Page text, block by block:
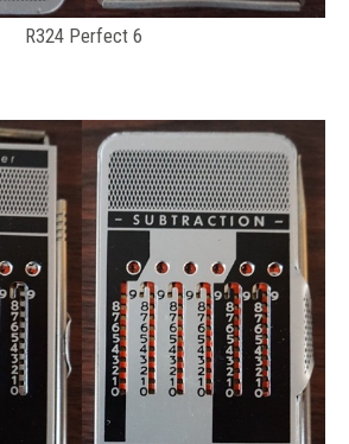
R324 Perfect 6